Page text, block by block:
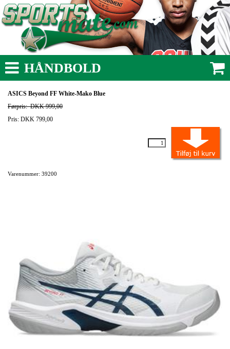
HÅNDBOLD
ASICS Beyond FF White-Mako Blue
Førpris:DKK 999,00
Pris: DKK 799,00
Varenummer: 39200